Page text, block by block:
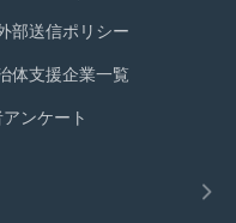
部送信ポリシー
体支援企業一覧
ンケート